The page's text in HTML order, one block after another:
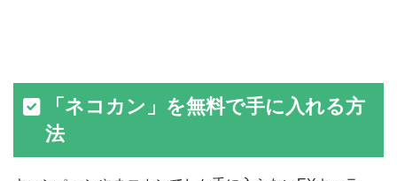
「ネコカン」を無料で手に入れる方
法